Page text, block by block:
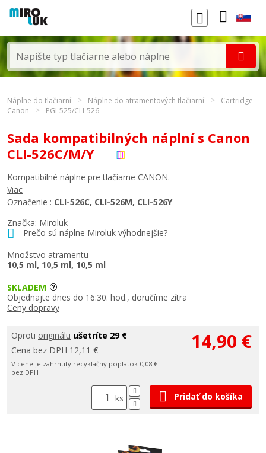
Náplne do tlačiarní Náplne do atramentových tlačiarní
Cartridge
Canon
PGI-525/CLI-526
Sada kompatibilných náplní s Canon
CLI-526C/M/Y
Značka: Miroluk
Prečo sú náplne Miroluk výhodnejšie?
Množstvo atramentu
10,5 ml, 10,5 ml, 10,5 ml
Kompatibilné náplne pre tlačiarne CANON.
Viac
Označenie : CLI-526C, CLI-526M, CLI-526Y
SKLADEM
Objednajte dnes do 16:30. hod., doručíme zítra
Ceny dopravy
Oproti originálu ušetríte 29 €
Cena bez DPH 12,11 €
V cene je zahrnutý recyklačný poplatok 0,08 €
bez DPH
14,90 €
ks Pridať do košíka